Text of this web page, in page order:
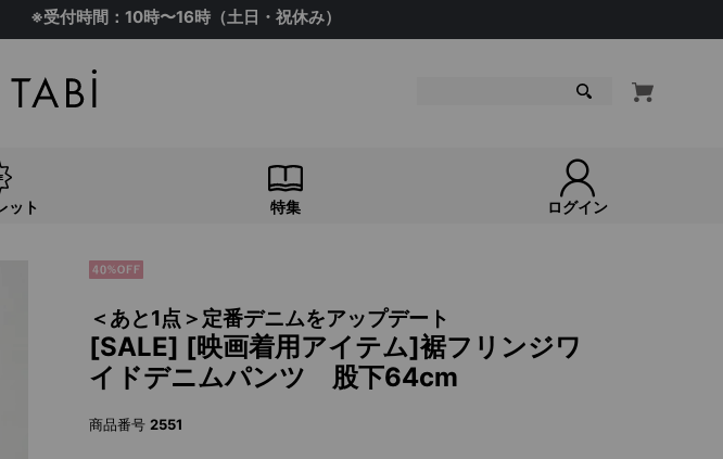
※受付時間：10時〜16時（土日・祝休み）
ット 特集 ログイン
＜あと1点＞定番デニムをアップデート
[SALE] [映画着用アイテム]裾フリンジワ
イドデニムパンツ 股下64cm
商品番号 2551